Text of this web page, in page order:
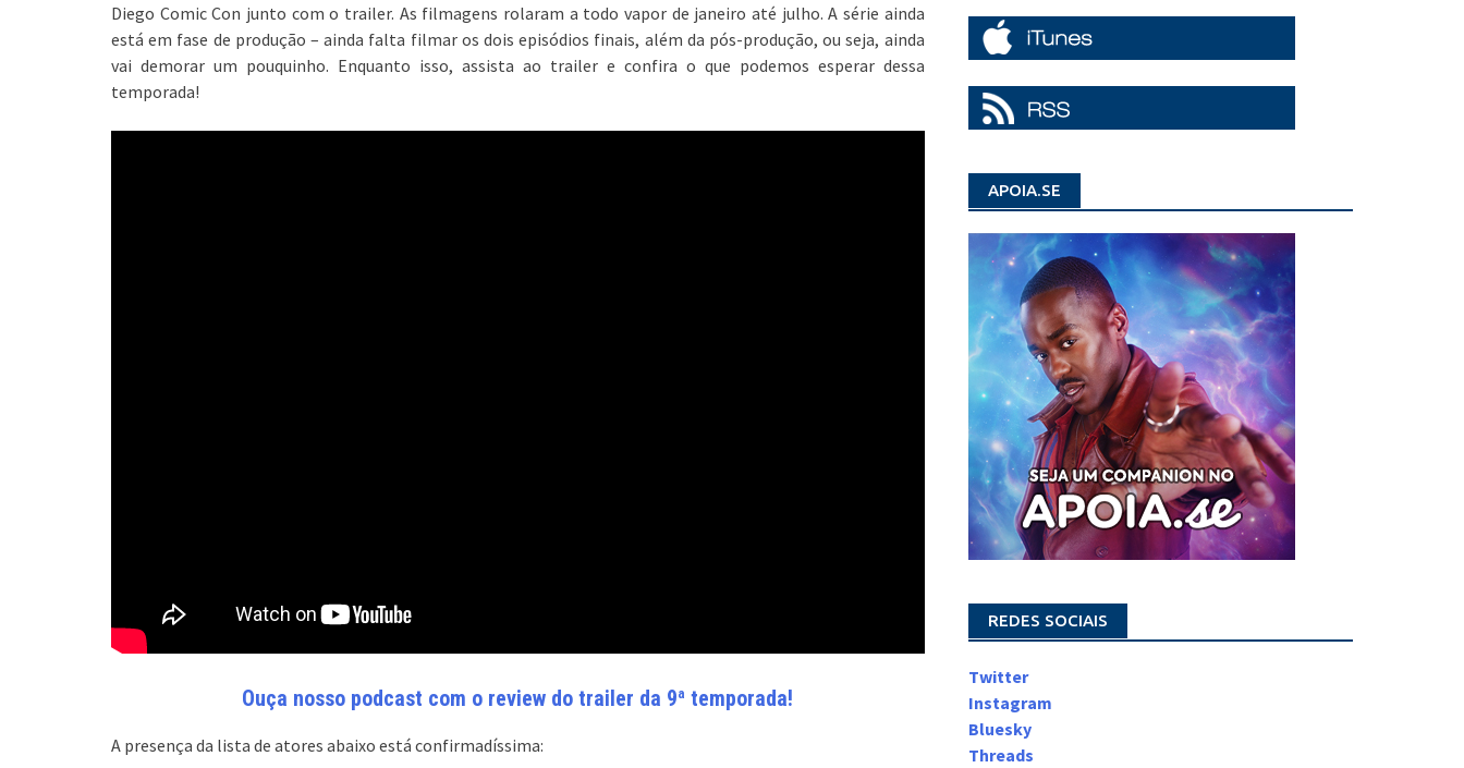
Diego Comic Con junto com o trailer. As filmagens rolaram a todo vapor de janeiro até julho. A série ainda
está em fase de produção – ainda falta filmar os dois episódios finais, além da pós-produção, ou seja, ainda
vai demorar um pouquinho. Enquanto isso, assista ao trailer e confira o que podemos esperar dessa
temporada!
Ouça nosso podcast com o review do trailer da 9ª temporada!
A presença da lista de atores abaixo está confirmadíssima:
APOIA.SE
REDES SOCIAIS
Twitter
Instagram
Bluesky
Threads